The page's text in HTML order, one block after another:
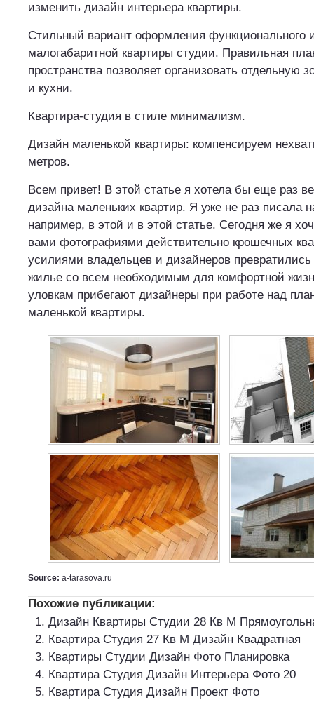
изменить дизайн интерьера квартиры.
Стильный вариант оформления функционального
малогабаритной квартиры студии. Правильная
пространства позволяет организовать отдельную
и кухни.
Квартира-студия в стиле минимализм.
Дизайн маленькой квартиры: компенсируем
метров.
Всем привет! В этой статье я хотела бы еще раз
дизайна маленьких квартир. Я уже не раз писала
например, в этой и в этой статье. Сегодня же я
вами фотографиями действительно крошечных
усилиями владельцев и дизайнеров
жилье со всем необходимым для комфортной
уловкам прибегают дизайнеры при работе над
маленькой квартиры.
Source: a-tarasova.ru
Похожие публикации:
Дизайн Квартиры Студии 28 Кв М
Квартира Студия 27 Кв М Дизайн Квадратная
Квартиры Студии Дизайн Фото Планировка
Квартира Студия Дизайн Интерьера Фото 20
Квартира Студия Дизайн Проект Фото